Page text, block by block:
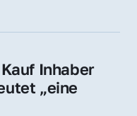
Inhaber
„eine